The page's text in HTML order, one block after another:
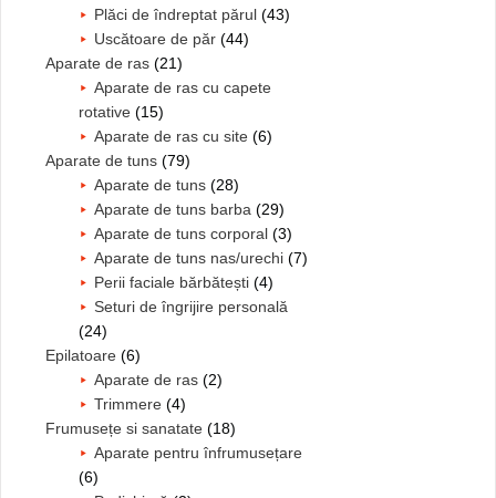
Plăci de îndreptat părul (43)
Uscătoare de păr (44)
Aparate de ras (21)
Aparate de ras cu capete
rotative (15)
Aparate de ras cu site (6)
Aparate de tuns (79)
Aparate de tuns (28)
Aparate de tuns barba (29)
Aparate de tuns corporal (3)
Aparate de tuns nas/urechi (7)
Perii faciale bărbătești (4)
Seturi de îngrijire personală
(24)
Epilatoare (6)
Aparate de ras (2)
Trimmere (4)
Frumusețe si sanatate (18)
Aparate pentru înfrumusețare
(6)